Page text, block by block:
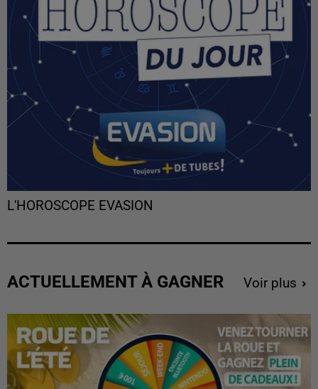
L'HOROSCOPE EVASION
ACTUELLEMENT À GAGNER Voir plus